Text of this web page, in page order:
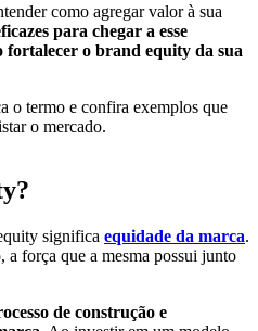
como agregar valor à sua
para chegar a esse
fortalecer o brand equity da sua
o termo e confira exemplos que
o mercado.
significa equidade da marca.
a força que a mesma possui junto
de construção e